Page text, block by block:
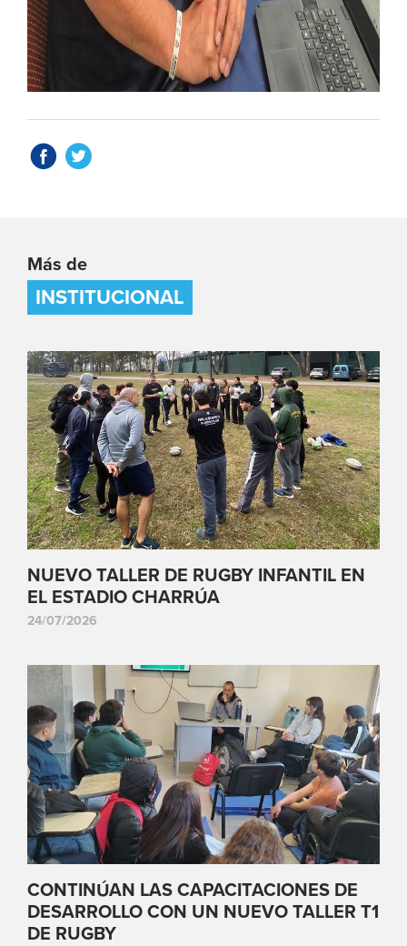
Más de
INSTITUCIONAL
NUEVO TALLER DE RUGBY INFANTIL EN
EL ESTADIO CHARRÚA
24/07/2026
CONTINÚAN LAS CAPACITACIONES DE
DESARROLLO CON UN NUEVO TALLER T1
DE RUGBY